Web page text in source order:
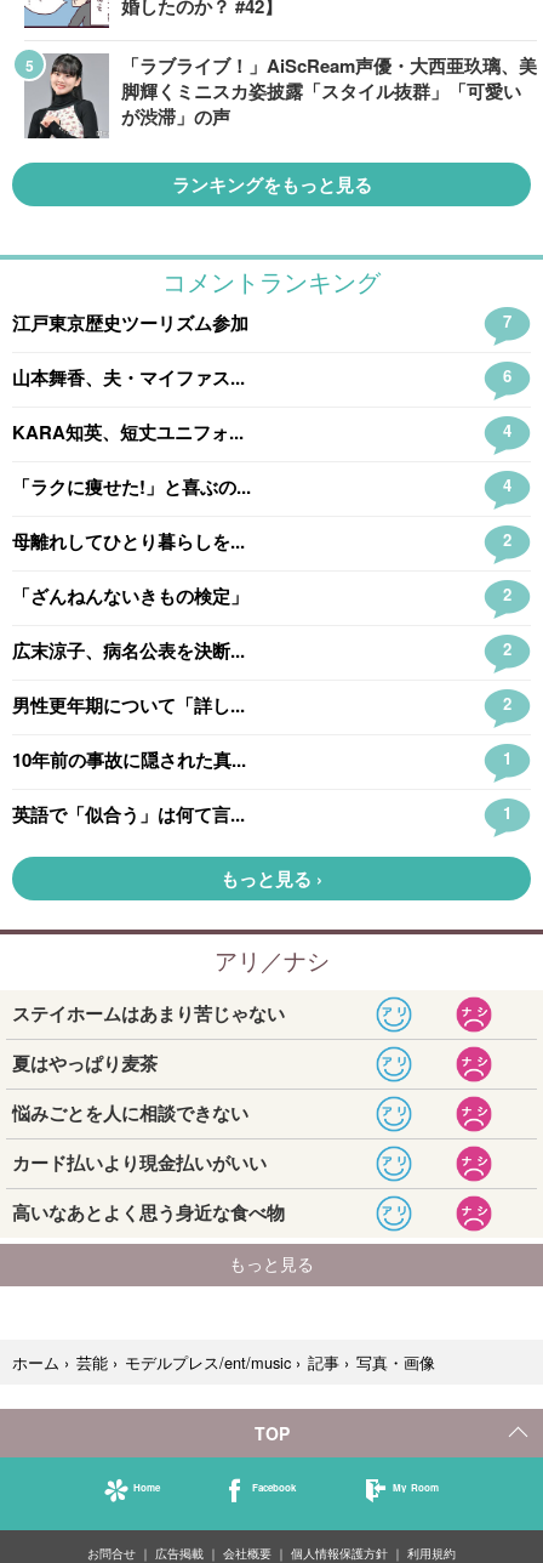
婚したのか？ #42】
「ラブライブ！」AiScReam声優・大西亜玖璃、美
脚輝くミニスカ姿披露「スタイル抜群」「可愛い
が渋滞」の声
ランキングをもっと見る
ホーム › 芸能 › モデルプレス/ent/music › 記事 › 写真・画像
TOP
Home Facebook My Room
お問合せ 広告掲載 会社概要 個人情報保護方針 利用規約